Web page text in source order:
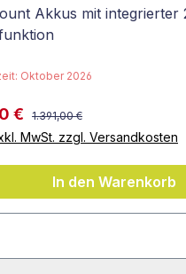
mit integrierter 2 Amper
Oktober 2026
€ 1.391,00 €
MwSt. zzgl. Versandkosten
In den Warenkorb